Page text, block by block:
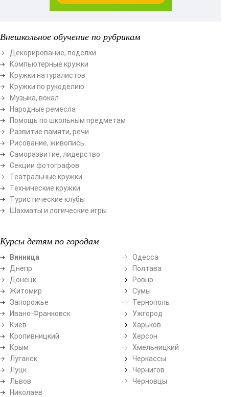
Внешкольное обучение по рубрикам
Декорирование, поделки
Компьютерные кружки
Кружки натуралистов
Кружки по рукоделию
Музыка, вокал
Народные ремесла
Помощь по школьным предметам
Развитие памяти, речи
Рисование, живопись
Саморазвитие, лидерство
Секции фотографов
Театральные кружки
Технические кружки
Туристические клубы
Шахматы и логические игры
Курсы детям по городам
Винница
Днепр
Донецк
Житомир
Запорожье
Ивано-Франковск
Киев
Кропивницкий
Крым
Луганск
Луцк
Львов
Николаев
Одесса
Полтава
Ровно
Сумы
Тернополь
Ужгород
Харьков
Херсон
Хмельницкий
Черкассы
Чернигов
Черновцы